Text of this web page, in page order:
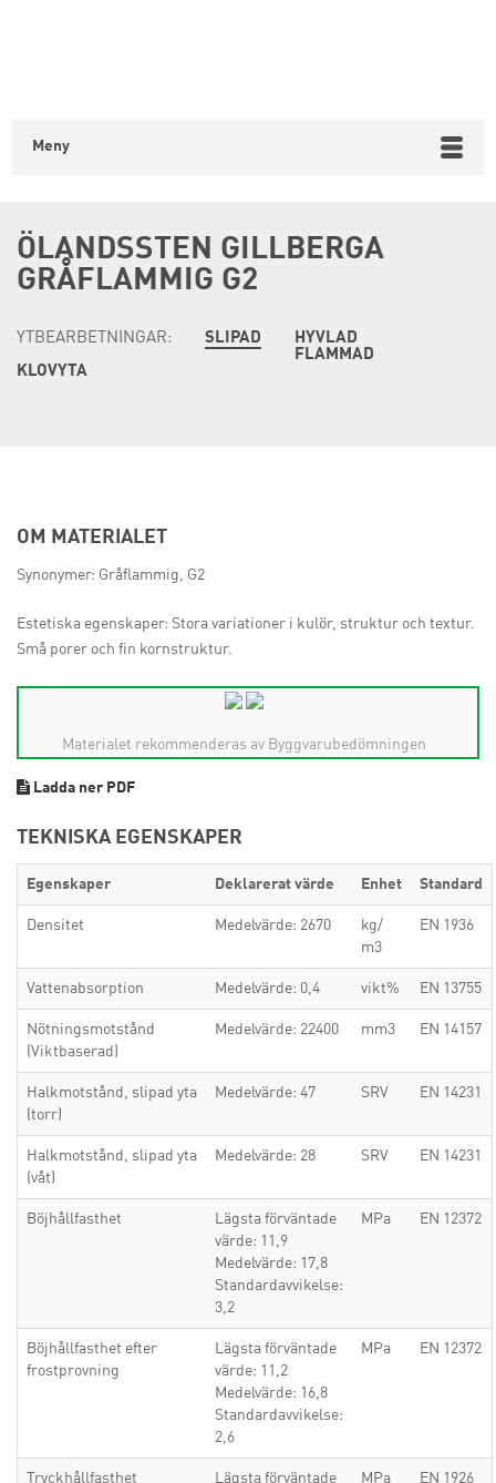
Meny
ÖLANDSSTEN GILLBERGA
GRÅFLAMMIG G2
YTBEARBETNINGAR: SLIPAD
HYVLAD
FLAMMAD
KLOVYTA
OM MATERIALET
Synonymer: Gråflammig, G2
Estetiska egenskaper: Stora variationer i kulör, struktur och textur.
Små porer och fin kornstruktur.
Materialet rekommenderas av Byggvarubedömningen
Ladda ner PDF
TEKNISKA EGENSKAPER
Egenskaper Deklarerat värde Enhet Standard
Densitet Medelvärde: 2670
kg/
m3
EN 1936
Vattenabsorption Medelvärde: 0,4 vikt% EN 13755
Nötningsmotstånd
(Viktbaserad)
Medelvärde: 22400 mm3 EN 14157
Halkmotstånd, slipad yta
(torr)
Medelvärde: 47 SRV EN 14231
Halkmotstånd, slipad yta
(våt)
Medelvärde: 28 SRV EN 14231
Böjhållfasthet
Lägsta förväntade
värde: 11,9
Medelvärde: 17,8
Standardavvikelse:
3,2
MPa EN 12372
Böjhållfasthet efter
frostprovning
Lägsta förväntade
värde: 11,2
Medelvärde: 16,8
Standardavvikelse:
2,6
MPa EN 12372
Tryckhållfasthet
Lägsta förväntade
MPa EN 1926